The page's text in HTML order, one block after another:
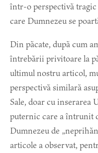
într-o perspectivă
care Dumnezeu se
Din păcate, după cum
întrebării privitoare la
ultimul nostru articol,
perspectivă similară
Sale, doar cu inserarea
puternic care a întrunit
Dumnezeu de
articole a observat,